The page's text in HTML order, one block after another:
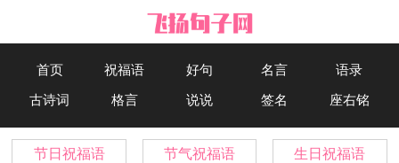
首页 祝福语 好句 名言 语录
古诗词 格言 说说 签名 座右铭
节日祝福语 节气祝福语 生日祝福语